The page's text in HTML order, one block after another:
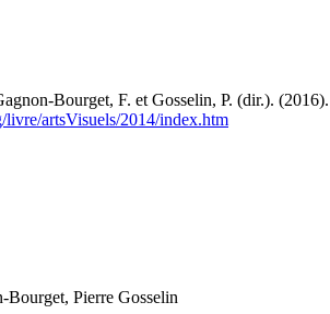
Bourget, F. et Gosselin, P. (dir.). (2016).
livre/artsVisuels/2014/index.htm
Pierre Gosselin